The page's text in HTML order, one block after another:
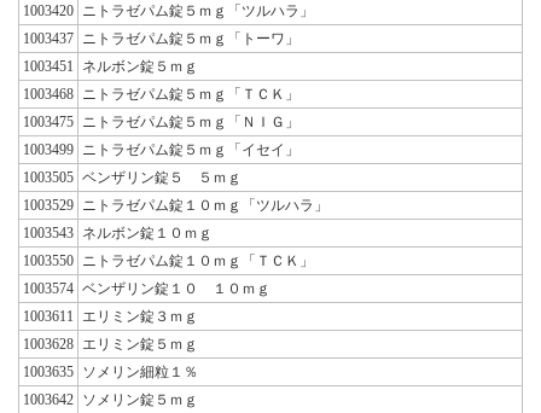
1003420
ニトラゼパム錠５ｍｇ「ツルハラ」
1003437
ニトラゼパム錠５ｍｇ「トーワ」
1003451
ネルボン錠５ｍｇ
1003468
ニトラゼパム錠５ｍｇ「ＴＣＫ」
1003475
ニトラゼパム錠５ｍｇ「ＮＩＧ」
1003499
ニトラゼパム錠５ｍｇ「イセイ」
1003505 ベンザリン錠５ ５ｍｇ
1003529
ニトラゼパム錠１０ｍｇ「ツルハラ」
1003543 ネルボン錠１０ｍｇ
1003550
ニトラゼパム錠１０ｍｇ「ＴＣＫ」
1003574 ベンザリン錠１０ １０ｍｇ
1003611
エリミン錠３ｍｇ
1003628 エリミン錠５ｍｇ
1003635 ソメリン細粒１％
1003642 ソメリン錠５ｍｇ